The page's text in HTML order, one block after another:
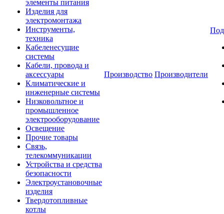
элементы питания
Изделия для
электромонтажа
Инструменты,
техника
Кабеленесущие
системы
Кабели, провода и
аксессуары
Климатические и
инженерные системы
Низковольтное и
промышленное
электрооборудование
Освещение
Прочие товары
Связь,
телекоммуникации
Устройства и средства
безопасности
Электроустановочные
изделия
Твердотопливные
котлы
Производство Производители